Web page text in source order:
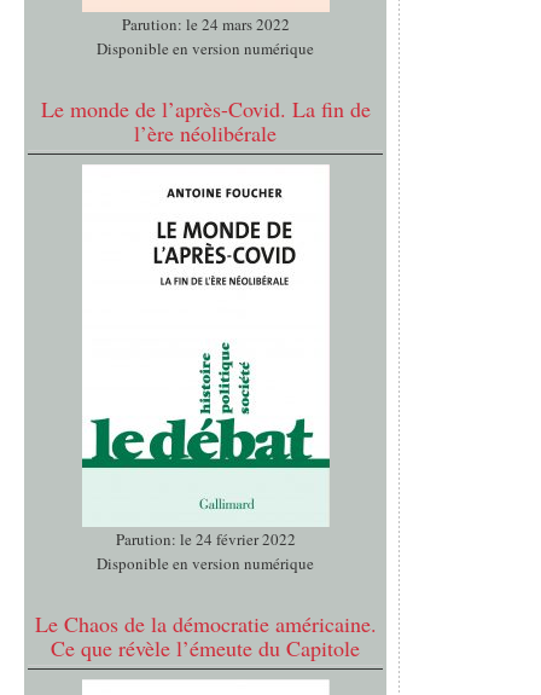
Parution: le 24 mars 2022
Disponible en version numérique
Le monde de l’après-Covid. La fin de
l’ère néolibérale
Parution: le 24 février 2022
Disponible en version numérique
Le Chaos de la démocratie américaine.
Ce que révèle l’émeute du Capitole